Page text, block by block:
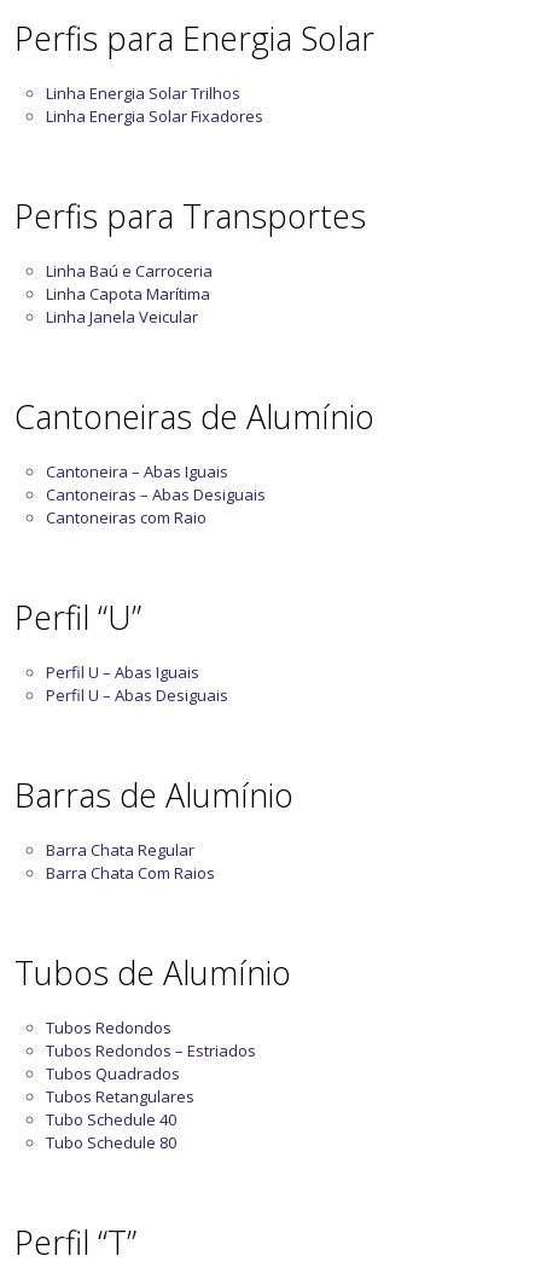
Perfis para Energia Solar
Linha Energia Solar Trilhos
Linha Energia Solar Fixadores
Perfis para Transportes
Linha Baú e Carroceria
Linha Capota Marítima
Linha Janela Veicular
Cantoneiras de Alumínio
Cantoneira – Abas Iguais
Cantoneiras – Abas Desiguais
Cantoneiras com Raio
Perfil “U”
Perfil U – Abas Iguais
Perfil U – Abas Desiguais
Barras de Alumínio
Barra Chata Regular
Barra Chata Com Raios
Tubos de Alumínio
Tubos Redondos
Tubos Redondos – Estriados
Tubos Quadrados
Tubos Retangulares
Tubo Schedule 40
Tubo Schedule 80
Perfil “T”